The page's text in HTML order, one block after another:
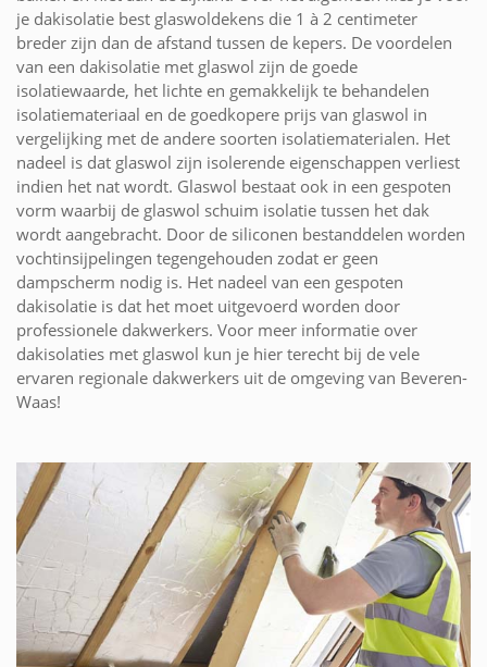
je dakisolatie best glaswoldekens die 1 à 2 centimeter
breder zijn dan de afstand tussen de kepers. De voordelen
van een dakisolatie met glaswol zijn de goede
isolatiewaarde, het lichte en gemakkelijk te behandelen
isolatiemateriaal en de goedkopere prijs van glaswol in
vergelijking met de andere soorten isolatiematerialen. Het
nadeel is dat glaswol zijn isolerende eigenschappen verliest
indien het nat wordt. Glaswol bestaat ook in een gespoten
vorm waarbij de glaswol schuim isolatie tussen het dak
wordt aangebracht. Door de siliconen bestanddelen worden
vochtinsijpelingen tegengehouden zodat er geen
dampscherm nodig is. Het nadeel van een gespoten
dakisolatie is dat het moet uitgevoerd worden door
professionele dakwerkers. Voor meer informatie over
dakisolaties met glaswol kun je hier terecht bij de vele
ervaren regionale dakwerkers uit de omgeving van Beveren-
Waas!